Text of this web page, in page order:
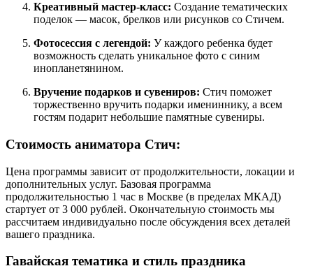
Креативный мастер-класс: Создание тематических
поделок — масок, брелков или рисунков со Стичем.
Фотосессия с легендой: У каждого ребенка будет
возможность сделать уникальное фото с синим
инопланетянином.
Вручение подарков и сувениров: Стич поможет
торжественно вручить подарки имениннику, а всем
гостям подарит небольшие памятные сувениры.
Стоимость аниматора Стич:
Цена программы зависит от продолжительности, локации и
дополнительных услуг. Базовая программа
продолжительностью 1 час в Москве (в пределах МКАД)
стартует от 3 000 рублей. Окончательную стоимость мы
рассчитаем индивидуально после обсуждения всех деталей
вашего праздника.
Гавайская тематика и стиль праздника